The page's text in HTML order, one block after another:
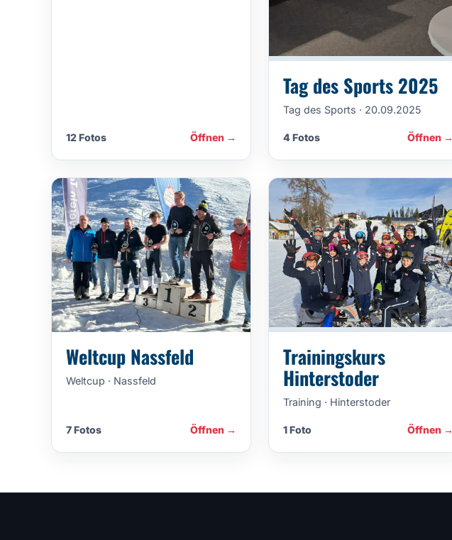
12 Fotos Öffnen →
Tag des Sports 2025
Tag des Sports · 20.09.2025
4 Fotos Öffnen →
Weltcup Nassfeld
Weltcup · Nassfeld
7 Fotos Öffnen →
Trainingskurs
Hinterstoder
Training · Hinterstoder
1 Foto Öffnen →